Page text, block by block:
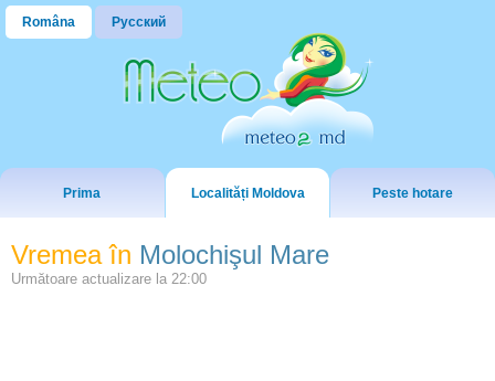
Româna Русский
Prima Localități Moldova Peste hotare
Vremea în Molochişul Mare
Următoare actualizare la 22:00